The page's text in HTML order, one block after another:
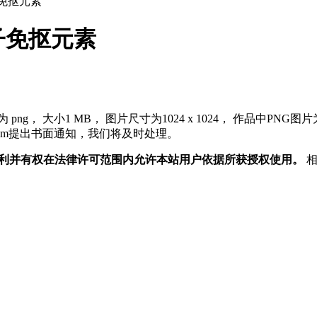
抠元素
提出书面通知，我们将及时处理。
有权在法律许可范围内允许本站用户依据所获授权使用。